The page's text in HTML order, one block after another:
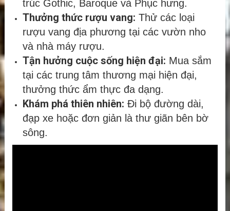
trúc Gothic, Baroque và Phục hưng.
Thưởng thức rượu vang: Thử các loại
rượu vang địa phương tại các vườn nho
và nhà máy rượu.
Tận hưởng cuộc sống hiện đại: Mua sắm
tại các trung tâm thương mại hiện đại,
thưởng thức ẩm thực đa dạng.
Khám phá thiên nhiên: Đi bộ đường dài,
đạp xe hoặc đơn giản là thư giãn bên bờ
sông.